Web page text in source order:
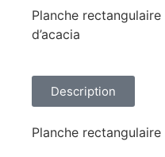
Planche
d’acacia
Description
Planche